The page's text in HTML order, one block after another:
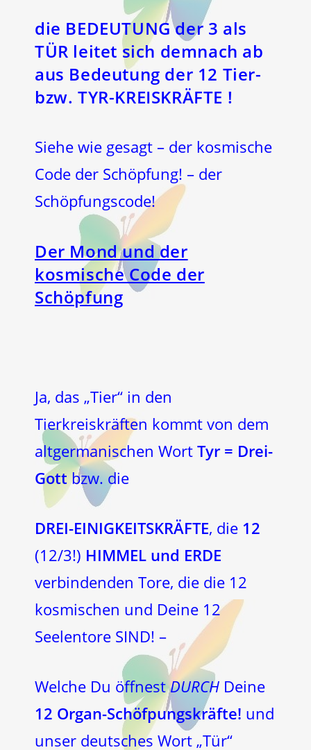
die BEDEUTUNG der 3 als
TÜR leitet sich demnach ab
aus Bedeutung der 12 Tier-
bzw. TYR-KREISKRÄFTE !
Siehe wie gesagt – der kosmische
Code der Schöpfung! – der
Schöpfungscode!
Der Mond und der
kosmische Code der
Schöpfung
Ja, das „Tier“ in den
Tierkreiskräften kommt von dem
altgermanischen Wort Tyr = Drei-
Gottbzw. die
DREI-EINIGKEITSKRÄFTE, die 12
(12/3!) HIMMEL und ERDE
verbindenden Tore, die die 12
kosmischen und Deine 12
Seelentore SIND! –
Welche Du öffnestDURCH Deine
12 Organ-Schöfpungskräfte! und
unser deutsches Wort „Tür“